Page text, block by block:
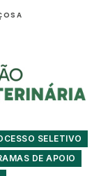
SELETIVO
DE APOIO